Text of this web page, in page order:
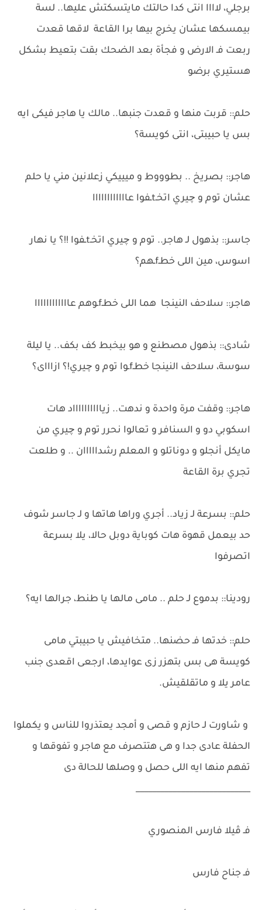
برجلي، لاااا انتى كدا حالتك مايتسكتش عليها.. لسة
بيمسكها عشان يخرج بيها برا القاعة لاقها قعدت
ربعت فـ الارض و فجأة بعد الضحك بقت بتعيط بشكل
هستيري برضو
حلم:: قربت منها و قعدت جنبها.. مالك يا هاجر فيكى ايه
بس يا حبيبتى، انتى كويسة؟
هاجر:: بصريخ .. بطوووط و ميييكي زعلانين مني يا حلم
عشان توم و چيري اتخـtـفوا عاااااااااااا
جاسر:: بذهول لـ هاجر.. توم و چيري اتخـtـفوا !!؟ يا نهار
اسوس، مين اللى خطـfـهم؟
هاجر:: سلاحف النينجا هما اللى خطـfـوهم عاااااااااااا
شادى:: بذهول مصطنع و هو بيخبط كف بكف.. يا ليلة
سوسة، سلاحف النينجا خطـfـوا توم و چيري!؟ ازاااى؟
هاجر:: وقفت مرة واحدة و ندهت.. زيااااااااااد هات
اسكوبي دو و السنافر و تعالوا نحرر توم و چيري من
مايكل أنجلو و دوناتلو و المعلم رشدااااان .. و طلعت
تجري برة القاعة
حلم:: بسرعة لـ زياد.. أجري وراها هاتها و لـ جاسر شوف
حد بيعمل قهوة هات كوباية دوبل حالا، يلا بسرعة
اتصرفوا
رودينا:: بدموع لـ حلم .. مامى مالها يا طنط، جرالها ايه؟
حلم:: خدتها فـ حضنها.. متخافيش يا حبيبتي مامى
كويسة هى بس بتهزر زى عوايدها، ارجعى اقعدى جنب
عامر يلا و ماتقلقيش.
و شاورت لـ حازم و قصى و أمجد يعتذروا للناس و يكملوا
الحفلة عادى جدا و هى هتتصرف مع هاجر و تفوقها و
تفهم منها ايه اللى حصل و وصلها للحالة دى
____________________________
فـ ڤيلا فارس المنصوري
فـ جناح فارس